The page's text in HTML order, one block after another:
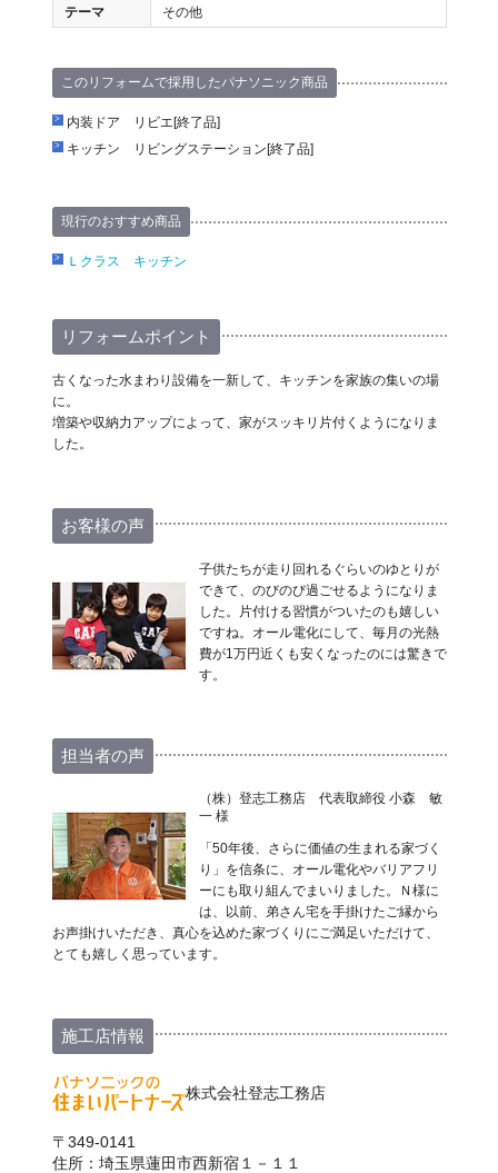
テーマ
その他
このリフォームで採用したパナソニック商品
内装ドア リビエ[終了品]
キッチン リビングステーション[終了品]
現行のおすすめ商品
Ｌクラス キッチン
リフォームポイント
古くなった水まわり設備を一新して、キッチンを家族の集いの場
に。
増築や収納力アップによって、家がスッキリ片付くようになりま
した。
お客様の声
子供たちが走り回れるぐらいのゆとりが
できて、のびのび過ごせるようになりま
した。片付ける習慣がついたのも嬉しい
ですね。オール電化にして、毎月の光熱
費が1万円近くも安くなったのには驚きで
す。
担当者の声
（株）登志工務店 代表取締役 小森 敏
一 様
「50年後、さらに価値の生まれる家づく
り」を信条に、オール電化やバリアフリ
ーにも取り組んでまいりました。Ｎ様に
は、以前、弟さん宅を手掛けたご縁から
お声掛けいただき、真心を込めた家づくりにご満足いただけて、
とても嬉しく思っています。
施工店情報
株式会社登志工務店
〒349-0141
住所：埼玉県蓮田市西新宿１－１１